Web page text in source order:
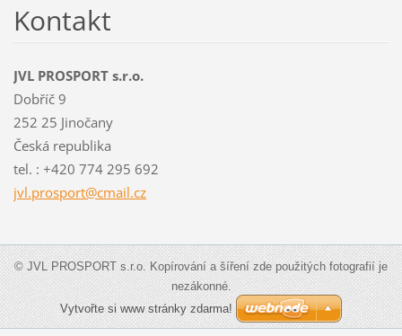
Kontakt
JVL PROSPORT s.r.o.
Dobříč 9
252 25 Jinočany
Česká republika
tel. : +420 774 295 692
jvl.prosport@cmail.cz
© JVL PROSPORT s.r.o. Kopírování a šíření zde použitých fotografií je
nezákonné.
Vytvořte si www stránky zdarma!